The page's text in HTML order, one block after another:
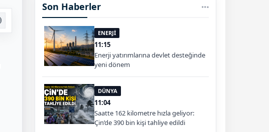
Son Haberler
ENERJİ
11:15
Enerji yatırımlarına devlet desteğinde
yeni dönem
DÜNYA
11:04
Saatte 162 kilometre hızla geliyor:
Çin’de 390 bin kişi tahliye edildi